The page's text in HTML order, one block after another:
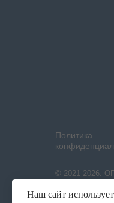
© 2021-2026.
Политика
Наш сайт использует